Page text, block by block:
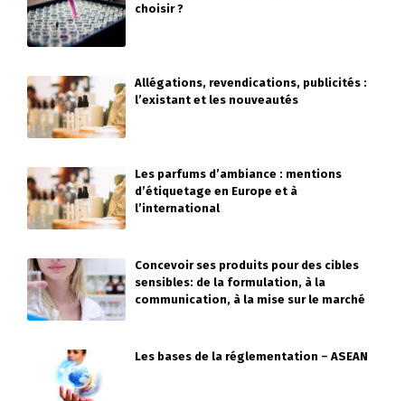
choisir ?
Allégations, revendications, publicités :
l’existant et les nouveautés
Les parfums d’ambiance : mentions
d’étiquetage en Europe et à
l’international
Concevoir ses produits pour des cibles
sensibles: de la formulation, à la
communication, à la mise sur le marché
Les bases de la réglementation – ASEAN